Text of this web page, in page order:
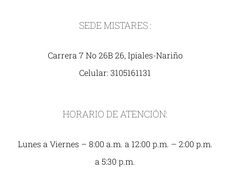
SEDE MISTARES :
Carrera 7 No 26B 26, Ipiales-Nariño
Celular: 3105161131
HORARIO DE ATENCIÓN:
Lunes a Viernes – 8:00 a.m. a 12:00 p.m. – 2:00 p.m.
a 5:30 p.m.